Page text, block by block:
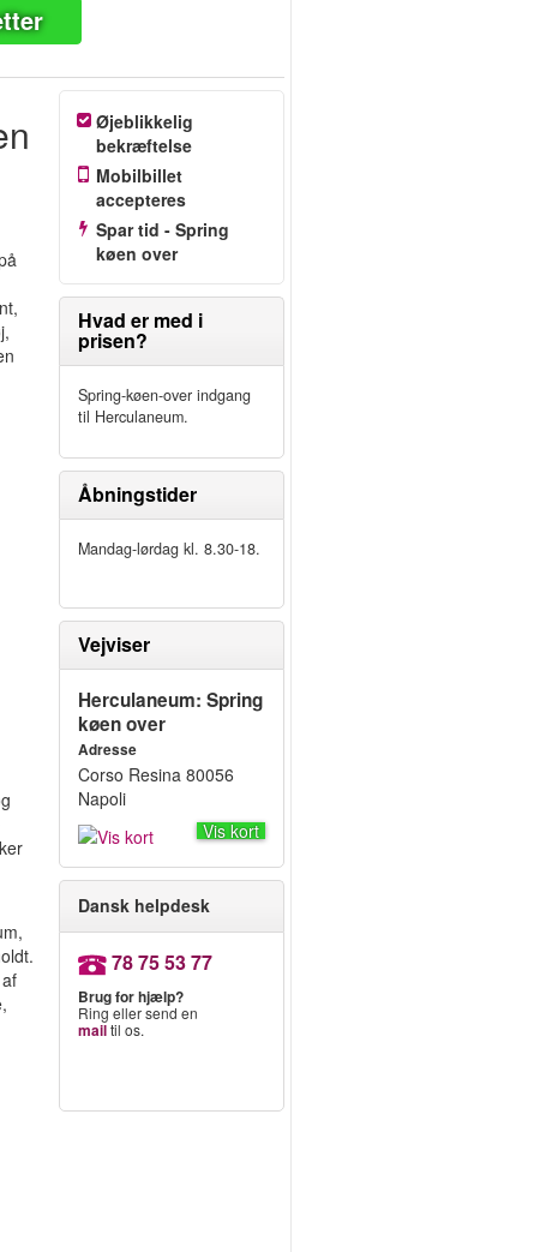
Øjeblikkelig
bekræftelse
Mobilbillet
accepteres
Spar tid - Spring
køen over
Hvad er med i
prisen?
Spring-køen-over indgang
til Herculaneum.
Åbningstider
Mandag-lørdag kl. 8.30-18.
Vejviser
Herculaneum: Spring
køen over
Adresse
Corso Resina 80056
Napoli
Vis kort
Dansk helpdesk
78 75 53 77
Brug for hjælp?
Ring eller send en
mailtil os.